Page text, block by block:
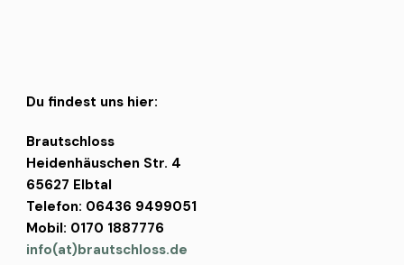
Du findest uns hier:
Brautschloss
Heidenhäuschen Str. 4
65627 Elbtal
Telefon: 06436 9499051
Mobil: 0170 1887776
info(at)brautschloss.de